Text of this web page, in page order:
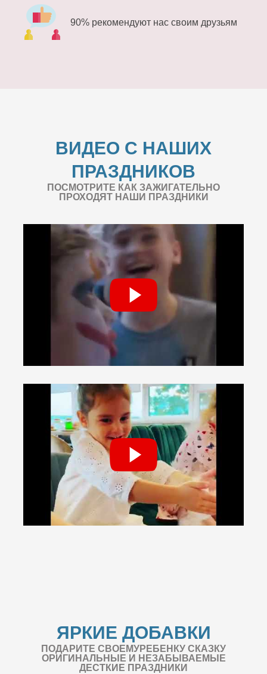
90% рекомендуют нас своим друзьям
ВИДЕО С НАШИХ
ПРАЗДНИКОВ
ПОСМОТРИТЕ КАК ЗАЖИГАТЕЛЬНО
ПРОХОДЯТ НАШИ ПРАЗДНИКИ
ЯРКИЕ ДОБАВКИ
ПОДАРИТЕ СВОЕМУРЕБЕНКУ СКАЗКУ
ОРИГИНАЛЬНЫЕ И НЕЗАБЫВАЕМЫЕ
ДЕСТКИЕ ПРАЗДНИКИ